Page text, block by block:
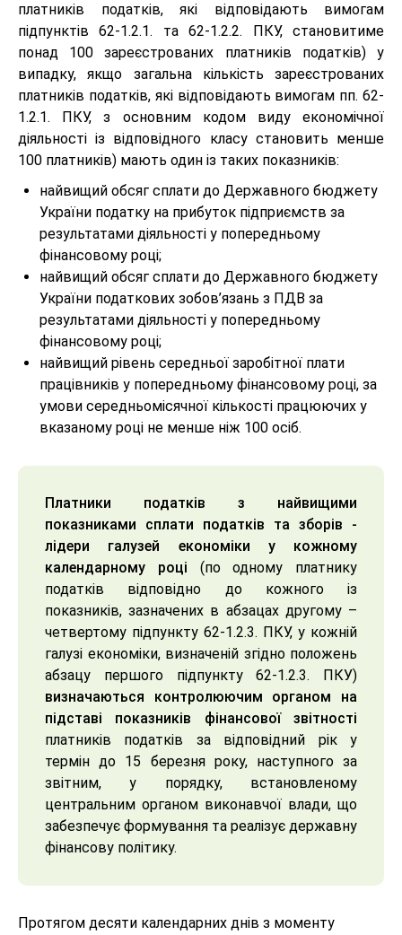
платників податків, які відповідають вимогам
підпунктів 62-1.2.1. та 62-1.2.2. ПКУ, становитиме
понад 100 зареєстрованих платників податків) у
випадку, якщо загальна кількість зареєстрованих
платників податків, які відповідають вимогам пп. 62-
1.2.1. ПКУ, з основним кодом виду економічної
діяльності із відповідного класу становить менше
100 платників) мають один із таких показників:
найвищий обсяг сплати до Державного бюджету
України податку на прибуток підприємств за
результатами діяльності у попередньому
фінансовому році;
найвищий обсяг сплати до Державного бюджету
України податкових зобов’язань з ПДВ за
результатами діяльності у попередньому
фінансовому році;
найвищий рівень середньої заробітної плати
працівників у попередньому фінансовому році, за
умови середньомісячної кількості працюючих у
вказаному році не менше ніж 100 осіб.
Платники податків з найвищими
показниками сплати податків та зборів -
лідери галузей економіки у кожному
календарному році (по одному платнику
податків відповідно до кожного із
показників, зазначених в абзацах другому –
четвертому підпункту 62-1.2.3. ПКУ, у кожній
галузі економіки, визначеній згідно положень
абзацу першого підпункту 62-1.2.3. ПКУ)
визначаються контролюючим органом на
підставі показників фінансової звітності
платників податків за відповідний рік у
термін до 15 березня року, наступного за
звітним, у порядку, встановленому
центральним органом виконавчої влади, що
забезпечує формування та реалізує державну
фінансову політику.
Протягом десяти календарних днів з моменту